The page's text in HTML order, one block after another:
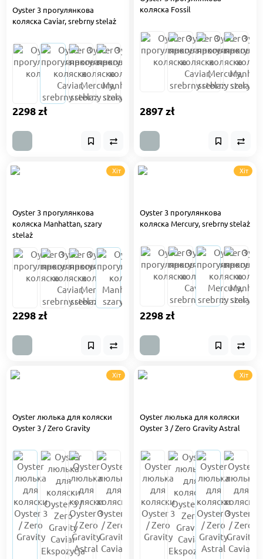
Oyster 3 прогулянкова
коляска Caviar, srebrny stelaż
2298 zł
коляска Fossil
2897 zł
Хіт
Oyster 3 прогулянкова
коляска Manhattan, szary
stelaż
2298 zł
Хіт
Oyster 3 прогулянкова
коляска Mercury, srebrny stelaż
2298 zł
Хіт
Oyster люлька для коляски
Oyster 3 / Zero Gravity
Хіт
Oyster люлька для коляски
Oyster 3 / Zero Gravity Astral